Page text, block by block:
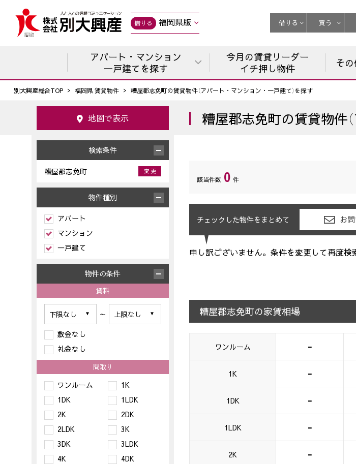
借りる 福岡県版 借りる 買う
アパート・マンション
一戸建てを探す
今月の賃貸リーダー
イチ押し物件
そ
別大興産総合TOP 福岡県 賃貸物件 糟屋郡志免町の賃貸物件（アパート・マンション・一戸建て）を探す
地図で表示 糟屋郡志免町の賃貸物件
検索条件
糟屋郡志免町 変 更
物件種別
アパート
マンション
一戸建て
物件の条件
賃料
～
敷金なし
礼金なし
間取り
ワンルーム
1K
1DK
1LDK
2K
2DK
2LDK
3K
3DK
3LDK
4K
4DK
該当件数 0 件
チェックした物件をまとめて お
申し訳ございません。条件を変更して再度検
糟屋郡志免町の家賃相場
ワンルーム -
1K -
1DK -
1LDK -
2K -